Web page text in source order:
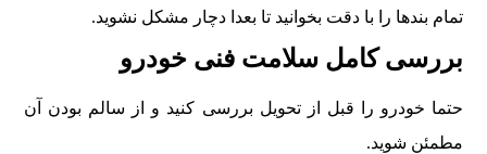
تمام بندها را با دقت بخوانید تا بعدا دچار مشکل نشوید.
بررسی کامل سلامت فنی خودرو
حتما خودرو را قبل از تحویل بررسی کنید و از سالم بودن آن
مطمئن شوید.